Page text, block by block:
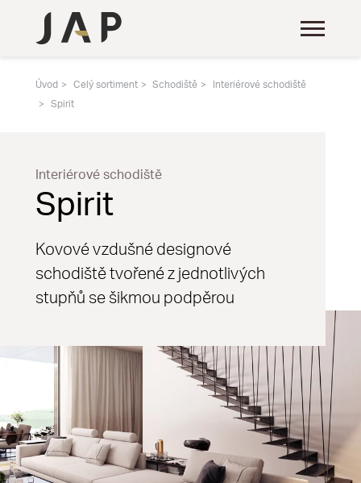
Úvod Celý sortiment Schodiště
Interiérové schodiště
Spirit
Interiérové schodiště
Spirit
Kovové vzdušné designové
schodiště tvořené z jednotlivých
stupňů se šikmou podpěrou